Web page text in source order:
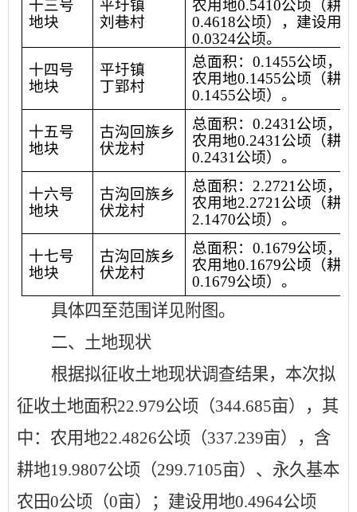
十三号
地块
平圩镇
刘巷村
农用地0.5410公顷（耕地
0.4618公顷），建设用地
0.0324公顷。
十四号
地块
平圩镇
丁郢村
总面积： 0.1455公顷，
农用地0.1455公顷（耕地
0.1455公顷）。
十五号
地块
古沟回族乡
伏龙村
总面积： 0.2431 公顷，
农用地0.2431 公顷（耕地
0.2431 公顷）。
十六号
地块
古沟回族乡
伏龙村
总面积： 2.2721 公顷，
农用地2.2721 公顷（耕地
2.1470公顷）。
十七号
地块
古沟回族乡
伏龙村
总面积： 0.1679公顷，
农用地0.1679公顷（耕地
0.1679公顷）。
具体四至范围详见附图。
二、土地现状
根据拟征收土地现状调查结果，本次拟
征收土地面积22.979公顷（344.685亩），其
中：农用地22.4826公顷（337.239亩），含
耕地19.9807公顷（299.7105亩）、永久基本
农田0公顷（0亩）；建设用地0.4964公顷